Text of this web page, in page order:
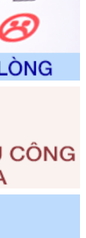
được sửa
trình điện tử
sư thuộc
phủ: Quy
2026 - 2030
thủ tục hành
vực hỗ trợ
thuộc thẩm
lý Khu kinh